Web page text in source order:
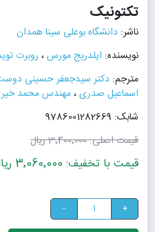
تکتونیک
ناشر: دانشگاه بوعلی سینا همدان
نویسنده: ایلدریج مورس، روبرت
مترجم: دکتر سیدجعفر حسینی
اسماعیل صدری،مهندس محمد
شابک: 9786001282669
قیمت اصلی:3٬400٬000 ریال
قیمت با تخفیف: 3٬060٬000 ریال
+
-